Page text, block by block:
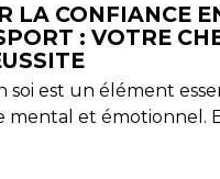
LA CONFIANCE
: VOTRE
soi est un élément
mental et émotionnel.